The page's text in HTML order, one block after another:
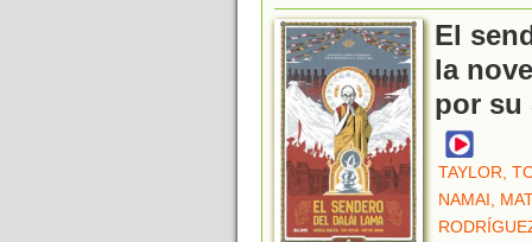
El
la
por su
TAYLOR,
NAMAI,